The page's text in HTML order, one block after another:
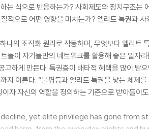
는 식으로 반응하는가? 사회제도와 정치구조
적으로 어떤 영향을 미치는가? 엘리트 특권과
하나의 조직화 원리로 작동하며, 무엇보다 엘리
들이 자기들만의 네트워크를 활용해 좋은 일자
고하게 만든다. 특권층이 배타적 혜택을 많이
지 이른다. “불평등과 엘리트 특권을 낳는 체제
자 자신의 역할을 정의하는 기준으로 받아들이
yet elite privilege has gone from